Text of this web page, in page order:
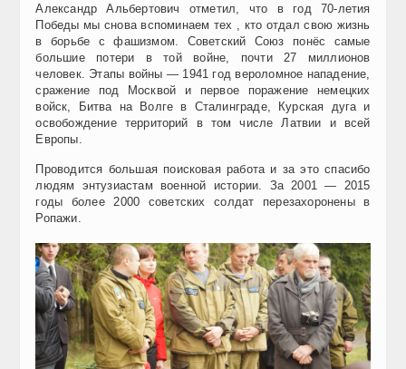
Александр Альбертович отметил, что в год 70-летия
Победы мы снова вспоминаем тех , кто отдал свою жизнь
в борьбе с фашизмом. Советский Союз понёс самые
большие потери в той войне, почти 27 миллионов
человек. Этапы войны — 1941 год вероломное нападение,
сражение под Москвой и первое поражение немецких
войск, Битва на Волге в Сталинграде, Курская дуга и
освобождение территорий в том числе Латвии и всей
Европы.
Проводится большая поисковая работа и за это спасибо
людям энтузиастам военной истории. За 2001 — 2015
годы более 2000 советских солдат перезахоронены в
Ропажи.